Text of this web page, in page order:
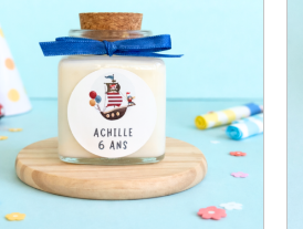
peuvent
être
choisies
sur
la
page
du
produit